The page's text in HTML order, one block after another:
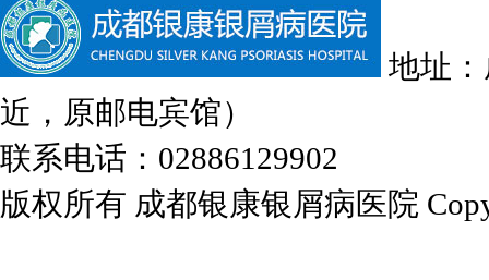
地址
近，原邮电宾馆）
联系电话：02886129902
版权所有 成都银康银屑病医院